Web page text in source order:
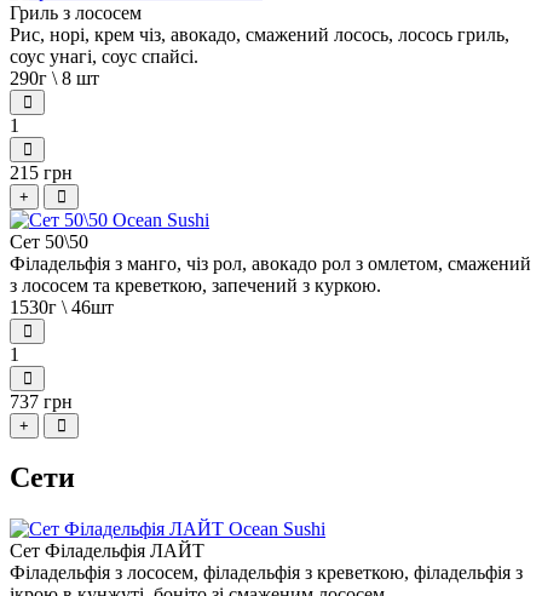
Гриль з лососем
Рис, норі, крем чіз, авокадо, смажений лосось, лосось гриль,
соус унагі, соус спайсі.
290г \ 8 шт
1
215 грн
+
Сет 50\50
Філадельфія з манго, чіз рол, авокадо рол з омлетом, смажений
з лососем та креветкою, запечений з куркою.
1530г \ 46шт
1
737 грн
+
Сети
Сет Філадельфія ЛАЙТ
Філадельфія з лососем, філадельфія з креветкою, філадельфія з